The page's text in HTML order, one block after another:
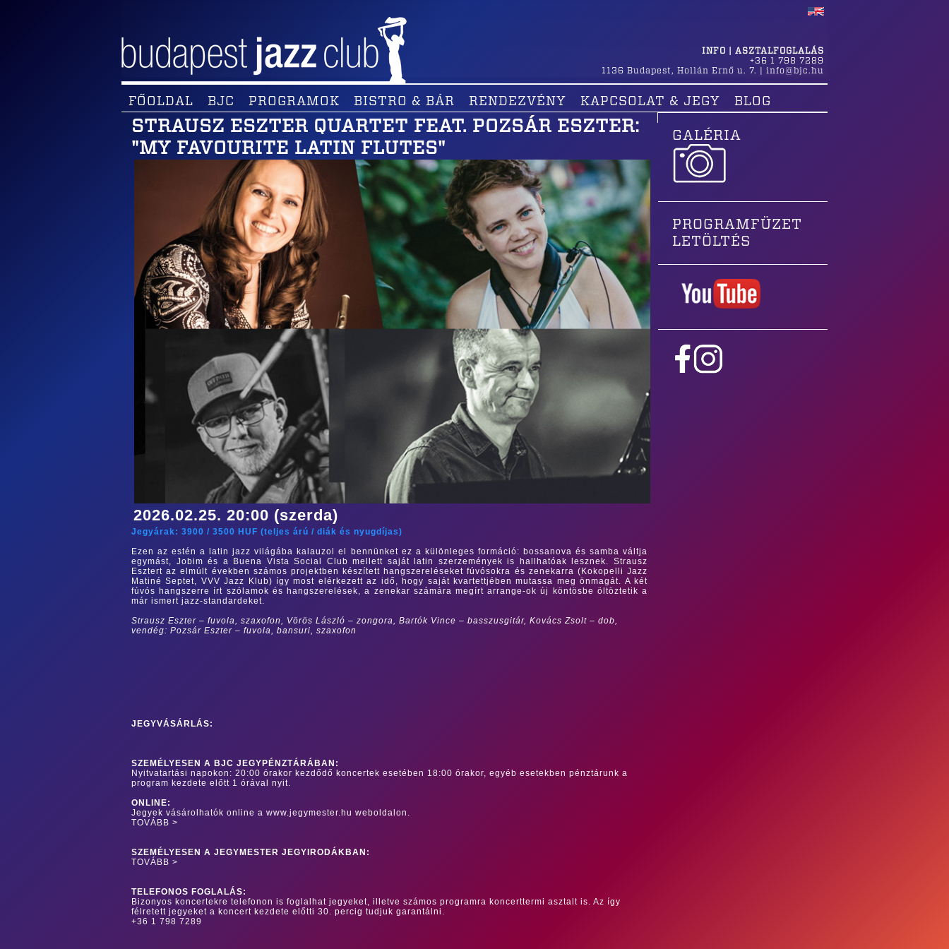
INFO | ASZTALFOGLALÁS
+36 1 798 7289
1136 Budapest , Hollán Ernő u. 7. info@bjc.hu
FŐOLDAL BJC PROGRAMOK BISTRO & BÁR RENDEZVÉNY KAPCSOLAT & JEGY BLOG
STRAUSZ ESZTER QUARTET FEAT. POZSÁR ESZTER:
"MY FAVOURITE LATIN FLUTES"
2026.02.25. 20:00 (szerda)
Jegyárak: 3900 / 3500 HUF (teljes árú / diák és nyugdíjas)
Ezen az estén a latin jazz világába kalauzol el bennünket ez a különleges formáció: bossanova és samba váltja
egymást, Jobim és a Buena Vista Social Club mellett saját latin szerzemények is hallhatóak lesznek. Strausz
Esztert az elmúlt években számos projektben készített hangszereléseket fúvósokra és zenekarra (Kokopelli Jazz
Matiné Septet, VVV Jazz Klub) így most elérkezett az idő, hogy saját kvartettjében mutassa meg önmagát. A két
fúvós hangszerre írt szólamok és hangszerelések, a zenekar számára megírt arrange-ok új köntösbe öltöztetik a
már ismert jazz-standardeket.
Strausz Eszter – fuvola, szaxofon, Vörös László – zongora, Bartók Vince – basszusgitár, Kovács Zsolt – dob,
vendég: Pozsár Eszter – fuvola, bansuri, szaxofon
JEGYVÁSÁRLÁS:
SZEMÉLYESEN A BJC JEGYPÉNZTÁRÁBAN:
Nyitvatartási napokon: 20:00 órakor kezdődő koncertek esetében 18:00 órakor, egyéb esetekben pénztárunk a
program kezdete előtt 1 órával nyit.
ONLINE:
Jegyek vásárolhatók online a www.jegymester.hu weboldalon.
TOVÁBB >
SZEMÉLYESEN A JEGYMESTER JEGYIRODÁKBAN:
TOVÁBB >
TELEFONOS FOGLALÁS:
Bizonyos koncertekre telefonon is foglalhat jegyeket, illetve számos programra koncerttermi asztalt is. Az így
félretett jegyeket a koncert kezdete előtti 30. percig tudjuk garantálni.
+36 1 798 7289
GALÉRIA
PROGRAMFÜZET
LETÖLTÉS